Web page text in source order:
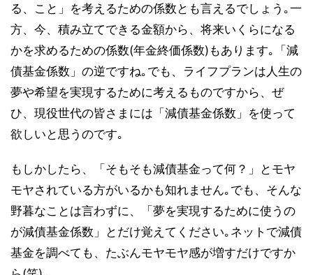
る、こと」を考えるための係数とも言えるでしょう｡一
方、今、積み立てできる金額から、将来いくらになる
かを求めるための係数(年金終価係数)もあります｡「減
債基金係数」の逆ですね｡でも、ライフプランは人生の
夢や希望を実現するために考えるものですから、ぜ
ひ、現役世代の皆さまには「減債基金係数」を使って
欲しいと思うのです｡
もしかしたら、「そもそも減債基金って何？」とモヤ
モヤされている方がいるかも知れません｡でも、そんな
野暮なことは言わずに、「夢を実現するために使うの
が減債基金係数」とだけ覚えてください｡ネットで減債
基金を調べても、たぶんモヤモヤ感が増すだけですか